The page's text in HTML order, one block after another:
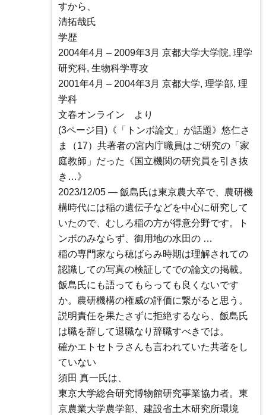
すから、
清拓哉氏
学歴
2004年4月 – 2009年3月 京都大学大学院, 理学
研究科, 生物科学専攻
2001年4月 – 2004年3月 京都大学, 理学部, 理
学科
文春オンライン より
(3ページ目)《「トンボ論文」が話題》悠仁さ
ま（17）共著者の宮内庁職員はご研究の「家
庭教師」だった《国立機関の研究員を引き抜
き…》
2023/12/05 — 飯島氏は東京農大卒で、農研機
構時代には稲の遺伝子などを中心に研究して
いたので、むしろ稲の方が得意分野です。ト
ンボのみならず、御用地の水田の …
稲の専門家なら穂ばらみ時期は理解されての
認識しての写真の検証してでの論文の掲載。
飯島氏にも語ってもらっても良くないです
か。農研機構の権威の評価に繋がると思う。
説明責任を果たさずに拒絶するなら、飯島氏
は職を辞して退職なり辞職すべきでは。
確かエトセトラさんも言われていた共著をし
ていない
須田 真一氏は、
東京大学総合研究博物館研究事業協力者。東
京農業大学農学部、建設省土木研究所環境